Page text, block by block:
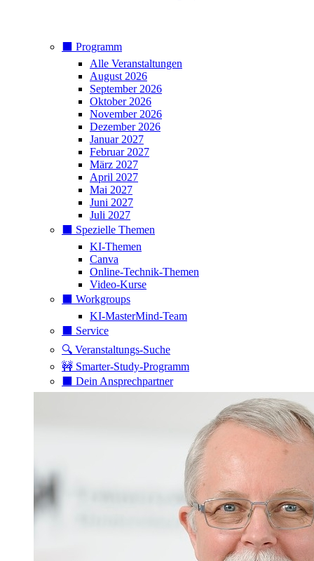
⬛️ Programm
Alle Veranstaltungen
August 2026
September 2026
Oktober 2026
November 2026
Dezember 2026
Januar 2027
Februar 2027
März 2027
April 2027
Mai 2027
Juni 2027
Juli 2027
⬛️ Spezielle Themen
KI-Themen
Canva
Online-Technik-Themen
Video-Kurse
⬛️ Workgroups
KI-MasterMind-Team
⬛️ Service
🔍 Veranstaltungs-Suche
🚧 Smarter-Study-Programm
⬛️ Dein Ansprechpartner